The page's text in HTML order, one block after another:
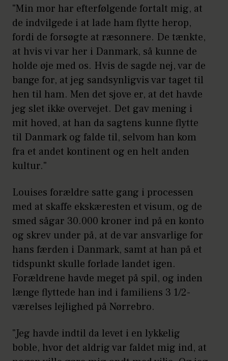
"Min mor har efterfølgende fortalt mig, at
de indvilgede i at lade ham flytte herop,
fordi de forsøgte at ræsonnere. De tænkte,
at hvis vi var her i Danmark, så kunne de
holde øje med os. Hvis de sagde nej, var de
bange for, at jeg sandsynligvis var taget til
hen til ham. Men det sjove er, at det havde
jeg slet ikke overvejet. Det gav mening i
mit hoved, at han da sagtens kunne flytte
til Danmark og falde til, selvom han kom
fra et andet kontinent og en helt anden
kultur."
Louises forældre satte gang i processen
med at skaffe ekskæresten et visum, og de
smed sågar 30.000 kroner ind på en konto
og skrev under på, at de var ansvarlige for
hans færden i Danmark, samt at han på et
tidspunkt skulle forlade landet igen.
Forældrene havde meget på spil, og inden
længe flyttede han ind i familiens 3 1/2-
værelses lejlighed på Nørrebro.
"Jeg havde indtil da levet i en lykkelig
boble, hvor det aldrig var faldet mig ind, at